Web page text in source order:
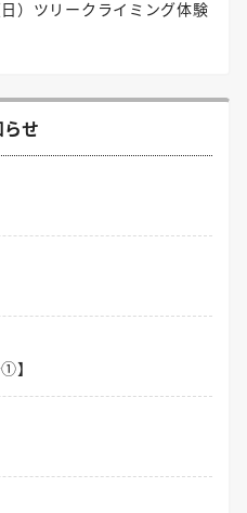
）ツリークライミング体験
せ
】